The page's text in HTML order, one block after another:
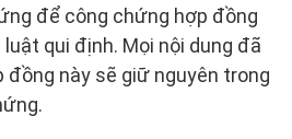
để công chứng hợp đồng
qui định. Mọi nội dung đã
này sẽ giữ nguyên trong